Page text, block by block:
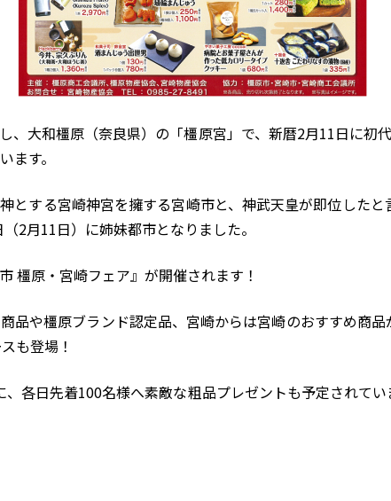
、大和橿原（奈良県）の「橿原宮」で、新暦2月11日に初
ます。
とする宮崎神宮を擁する宮崎市と、神武天皇が即位した
2月11日）に姉妹都市となりました。
橿原・宮崎フェア』が開催されます！
品や橿原ブランド認定品、宮崎からは宮崎のおすすめ商
も登場！
各日先着100名様へ素敵な粗品プレゼントも予定されて